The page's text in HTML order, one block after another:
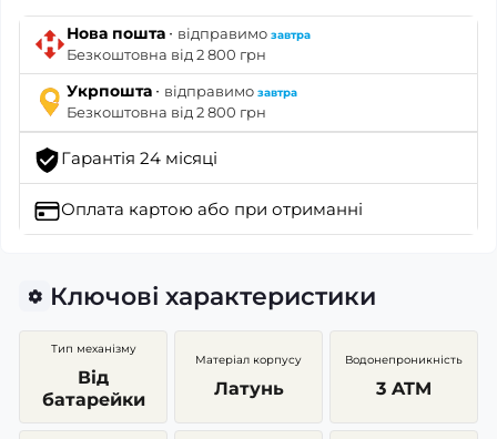
Нова пошта · відправимо завтра
Безкоштовна від 2 800 грн
Укрпошта · відправимо завтра
Безкоштовна від 2 800 грн
Гарантія 24 місяці
Оплата картою або при отриманні
Ключові характеристики
Тип механізму
Від
батарейки
Матеріал корпусу
Латунь
Водонепроникність
3 ATM